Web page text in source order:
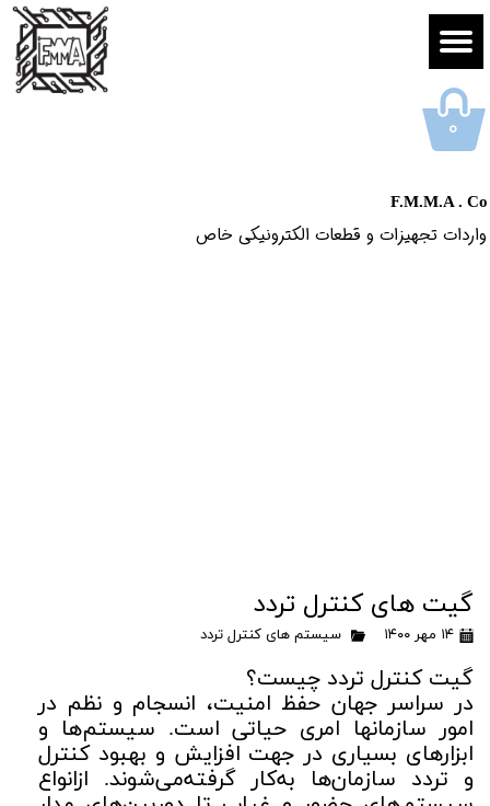
F.M.M.A . Co
واردات تجهیزات و قطعات الکترونیکى خاص​​​​​​​
۰
گیت های کنترل تردد
۱۴ مهر ۱۴۰۰ سیستم های کنترل تردد
گیت کنترل تردد چیست؟
در سراسر جهان حفظ امنیت، انسجام و نظم در
امور سازمانها امری حیاتی است. سیستم‌ها و
ابزارهای بسیاری در جهت افزایش و بهبود کنترل
و تردد سازمان‌ها به‌کار گرفته‌می‌شوند. ازانواع